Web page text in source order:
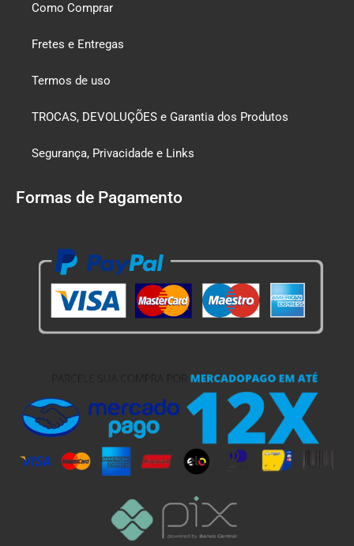
Como Comprar
Fretes e Entregas
Termos de uso
TROCAS, DEVOLUÇÕES e Garantia dos Produtos
Segurança, Privacidade e Links
Formas de Pagamento